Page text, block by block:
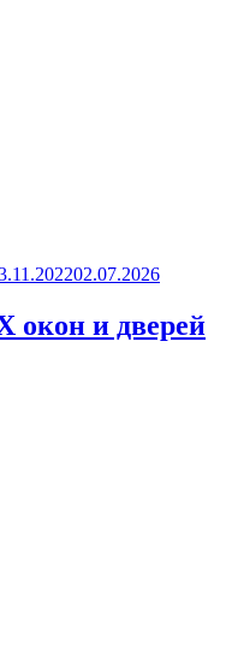
02.07.2026
окон и дверей